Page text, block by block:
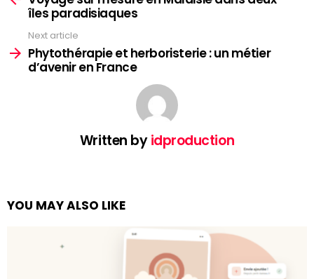
îles paradisiaques
Next article
Phytothérapie et herboristerie : un métier
d’avenir en France
Written byidproduction
YOU MAY ALSO LIKE